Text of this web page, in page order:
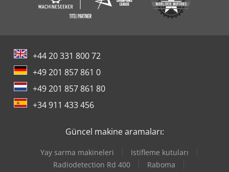
+44 20 331 800 72
+49 201 857 861 0
+49 201 857 861 80
+34 911 433 456
Güncel makine aramaları:
Yay sarma makineleri
Istifleme kutuları
Radiodetection Rd 400
Raboma